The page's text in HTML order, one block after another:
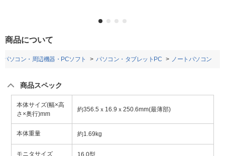
商品について
パソコン・周辺機器・PCソフト パソコン・タブレットPC ノートパソコン
商品スペック
本体サイズ(幅×高
さ×奥行)mm
約356.5ｘ16.9ｘ250.6mm(最薄部)
本体重量 約1.69kg
モニタサイズ 16.0型